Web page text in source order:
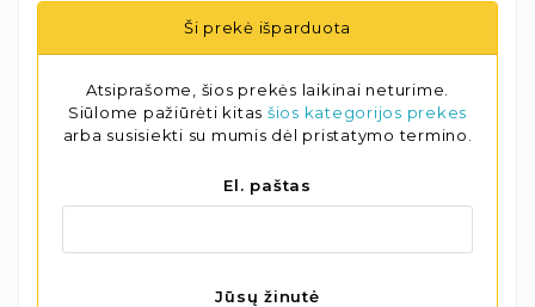
Ši prekė išparduota
Atsiprašome, šios prekės laikinai neturime.
Siūlome pažiūrėti kitas šios kategorijos prekes
arba susisiekti su mumis dėl pristatymo termino.
El. paštas
Jūsų žinutė